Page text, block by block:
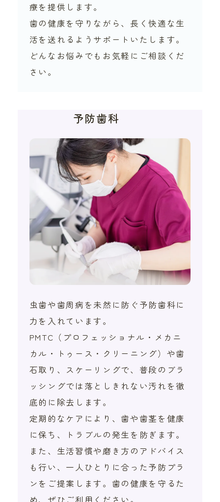
療を提供します。
歯の健康を守りながら、長く快適な生
活を送れるようサポートいたします。
どんなお悩みでもお気軽にご相談くだ
さい。
予防歯科
虫歯や歯周病を未然に防ぐ予防歯科に
力を入れています。
PMTC（プロフェッショナル・メカニ
カル・トゥース・クリーニング）や歯
石取り、スケーリングで、普段のブラ
ッシングでは落としきれない汚れを徹
底的に除去します。
定期的なケアにより、歯や歯茎を健康
に保ち、トラブルの発生を防ぎます。
また、生活習慣や磨き方のアドバイス
も行い、一人ひとりに合った予防プラ
ンをご提案します。歯の健康を守るた
め、ぜひご利用ください。